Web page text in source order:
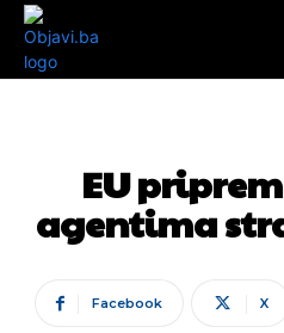
EU
agentima
Facebook X